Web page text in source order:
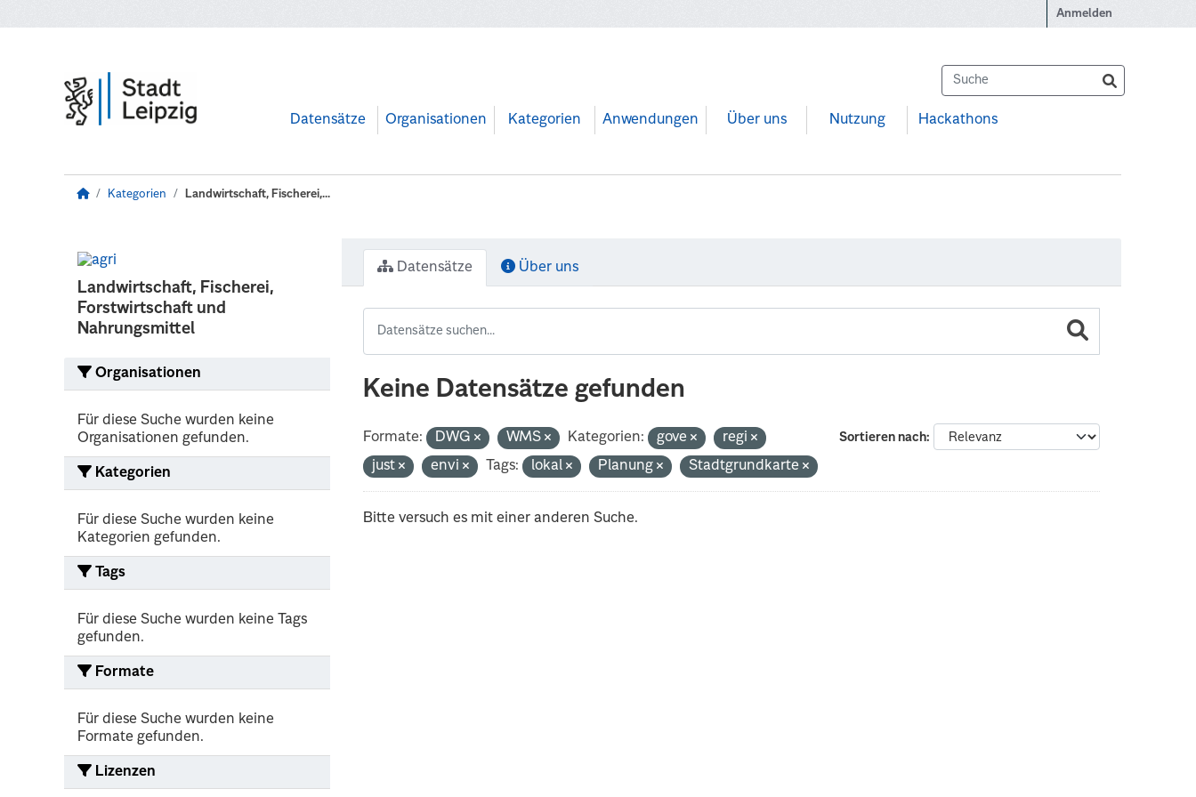
Anmelden
Datensätze Organisationen Kategorien Anwendungen Über uns Nutzung Hackathons
Kategorien Landwirtschaft, Fischerei,...
Landwirtschaft, Fischerei,
Forstwirtschaft und
Nahrungsmittel
Organisationen
Für diese Suche wurden keine
Organisationen gefunden.
Kategorien
Für diese Suche wurden keine
Kategorien gefunden.
Tags
Für diese Suche wurden keine Tags
gefunden.
Formate
Für diese Suche wurden keine
Formate gefunden.
Lizenzen
Datensätze Über uns
Keine Datensätze gefunden
Sortieren nach
Formate: DWG WMS Kategorien: gove
regi
just
envi Tags: lokal Planung Stadtgrundkarte
Bitte versuch es mit einer anderen Suche.